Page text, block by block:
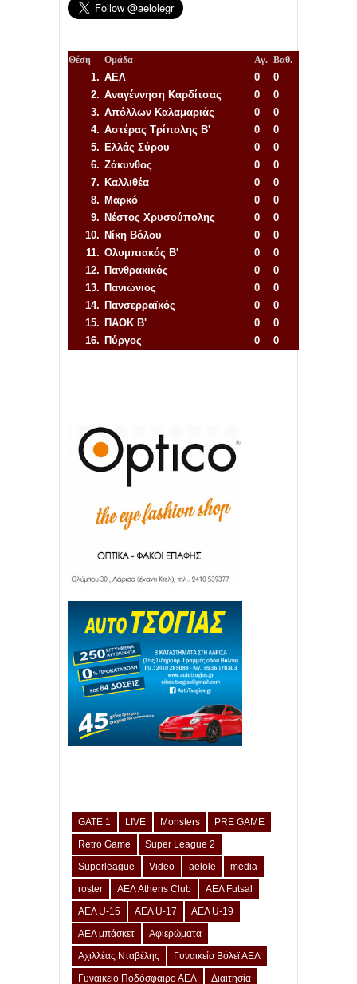
Θέση Ομάδα Αγ. Βαθ.
1. ΑΕΛ 0
0
2. Αναγέννηση Καρδίτσας 0
0
3. Απόλλων Καλαμαριάς 0
0
4. Αστέρας Τρίπολης Β' 0
0
5. Ελλάς Σύρου 0
0
6. Ζάκυνθος 0
0
7. Καλλιθέα 0
0
8. Μαρκό 0
0
9. Νέστος Χρυσούπολης 0
0
10. Νίκη Βόλου 0
0
11. Ολυμπιακός Β' 0
0
12. Πανθρακικός 0
0
13. Πανιώνιος 0
0
14. Πανσερραϊκός 0
0
15. ΠΑΟΚ Β' 0
0
16. Πύργος 0
0
GATE 1 LIVE Monsters
PRE GAME
Retro Game
Super League 2
Superleague
Video aelole
media
roster
ΑΕΛ Athens Club
ΑΕΛ Futsal
ΑΕΛ U-15
ΑΕΛ U-17
ΑΕΛ U-19
ΑΕΛ μπάσκετ
Αφιερώματα
Αχιλλέας Νταβέλης
Γυναικείο Βόλεϊ ΑΕΛ
Γυναικείο Ποδόσφαιρο ΑΕΛ
Διαιτησία